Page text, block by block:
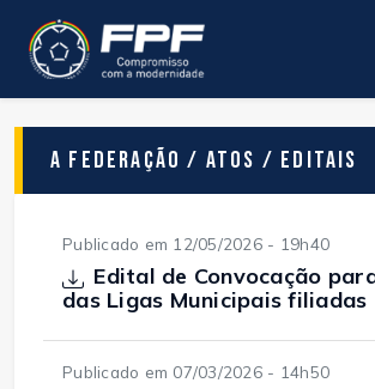
A Federação / Atos / Editais
Publicado em 12/05/2026 - 19h40
Edital de Convocação
das Ligas Municipais filiadas
Publicado em 07/03/2026 - 14h50